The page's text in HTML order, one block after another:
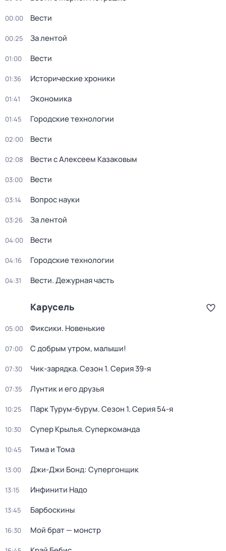
00:00 Вести
00:25 За лентой
01:00 Вести
01:36 Исторические хроники
01:41 Экономика
01:45 Городские технологии
02:00 Вести
02:08 Вести с Алексеем Казаковым
03:00 Вести
03:14 Вопрос науки
03:26 За лентой
04:00 Вести
04:16 Городские технологии
04:31 Вести. Дежурная часть
Карусель
05:00 Фиксики. Новенькие
07:00 С добрым утром, малыши!
07:30 Чик-зарядка. Сезон 1. Серия 39-я
07:35 Лунтик и его друзья
10:25 Парк Турум-бурум. Сезон 1. Серия 54-я
10:30 Супер Крылья. Суперкоманда
10:45 Тима и Тома
13:00 Джи-Джи Бонд: Супергонщик
13:15 Инфинити Надо
13:45 Барбоскины
16:30 Мой брат — монстр